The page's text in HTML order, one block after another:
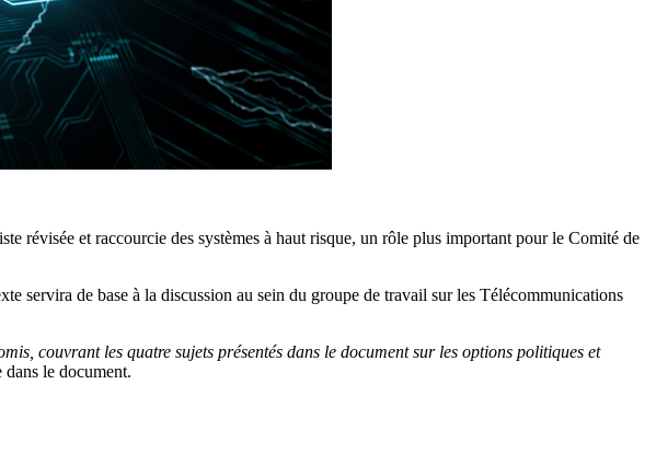
révisée et raccourcie des systèmes à haut risque, un rôle plus important pour le Comité de
de base à la discussion au sein du groupe de travail sur les Télécommunications
couvrant les quatre sujets présentés dans le document sur les options politiques et
dans le document.